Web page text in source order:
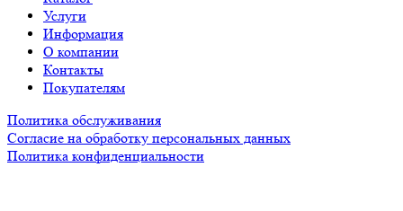
Услуги
Информация
О компании
Контакты
Покупателям
Политика обслуживания
Согласие на обработку персональных данных
Политика конфиденциальности